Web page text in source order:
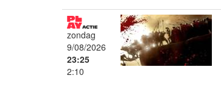
zondag
9/08/2026
23:25
2:10